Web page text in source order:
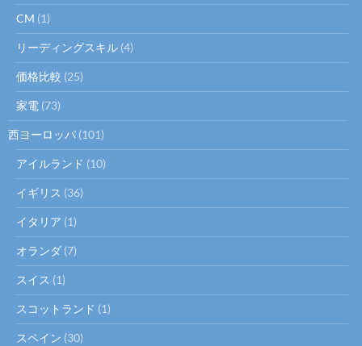
CM (1)
リーディングスキル (4)
価格比較 (25)
家電 (73)
西ヨーロッパ (101)
アイルランド (10)
イギリス (36)
イタリア (1)
オランダ (7)
スイス (1)
スコットランド (1)
スペイン (30)